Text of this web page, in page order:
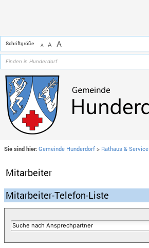
Schriftgröße A A A
Sie sind hier: Gemeinde Hunderdorf > Rathaus & Service
Mitarbeiter
Mitarbeiter-Telefon-Liste